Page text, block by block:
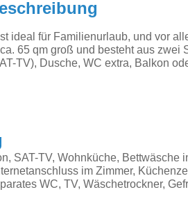
ideal für Familienurlaub, und vor
65 qm groß und besteht aus zwei
TV), Dusche, WC extra, Balkon
SAT-TV, Wohnküche, Bettwäsche
im Zimmer,
WC, TV, Wäschetrockner,